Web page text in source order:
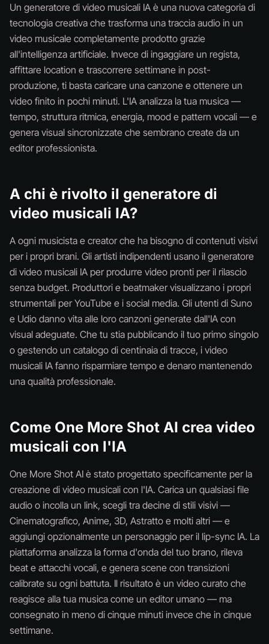
Un generatore di video musicali IA è una nuova categoria di
tecnologia creativa che trasforma una traccia audio in un
video musicale completamente prodotto grazie
all'intelligenza artificiale. Invece di ingaggiare un regista,
affittare location e trascorrere settimane in post-
produzione, ti basta caricare una canzone e ottenere un
video finito in pochi minuti. L'IA analizza la tua musica —
tempo, struttura ritmica, energia, mood e pattern vocali — e
genera visual sincronizzate che sembrano create da un
editor professionista.
A chi è rivolto il generatore di
video musicali IA?
A ogni musicista e creator che ha bisogno di contenuti visivi
per i propri brani. Gli artisti indipendenti usano il generatore
di video musicali IA per produrre video pronti per il rilascio
senza budget. Produttori e beatmaker visualizzano i propri
strumentali per YouTube e i social media. Gli utenti di Suno
e Udio danno vita alle loro canzoni generate dall'IA con
visual adeguate. Che tu stia pubblicando il tuo primo singolo
o gestendo un catalogo di centinaia di tracce, i video
musicali IA fanno risparmiare tempo e denaro mantenendo
una qualità professionale.
Come One More Shot AI crea video
musicali con l'IA
One More Shot AI è stato progettato specificamente per la
creazione di video musicali con l'IA. Carica un qualsiasi file
audio o incolla un link, scegli tra decine di stili visivi —
Cinematografico, Anime, 3D, Astratto e molti altri — e
aggiungi opzionalmente un personaggio per il lip-sync IA. La
piattaforma analizza la forma d'onda del tuo brano, rileva
beat e attacchi vocali, e genera scene con transizioni
calibrate su ogni battuta. Il risultato è un video curato che
reagisce alla tua musica come un editor umano — ma
consegnato in meno di cinque minuti invece che in cinque
settimane.